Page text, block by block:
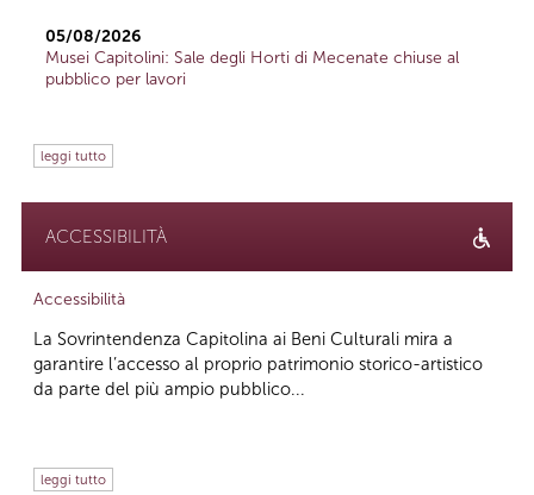
05/08/2026
Musei Capitolini: Sale degli Horti di Mecenate chiuse al
pubblico per lavori
leggi tutto
ACCESSIBILITÀ
Accessibilità
La Sovrintendenza Capitolina ai Beni Culturali mira a
garantire l’accesso al proprio patrimonio storico-artistico
da parte del più ampio pubblico...
leggi tutto